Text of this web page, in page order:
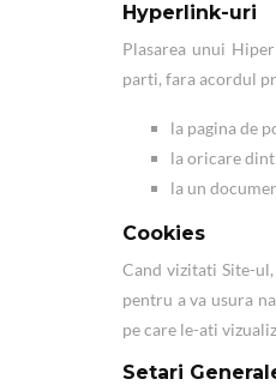
Hyperlink-uri
Plasarea unui
parti, fara acordul
la pagina de
la oricare
la un
Cookies
Cand vizitati Site-
pentru a va usura
pe care le-ati
Setari